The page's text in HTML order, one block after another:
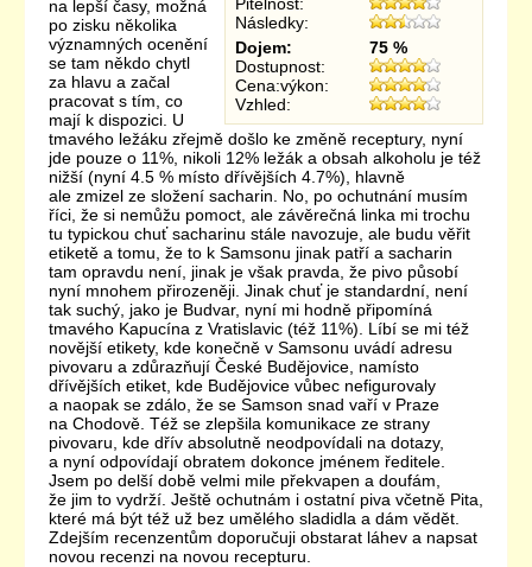
Následky:
Dojem:
75 %
Dostupnost:
Cena:výkon:
Vzhled:
na lepší časy, možná
po zisku několika
významných ocenění
se tam někdo chytl
za hlavu a začal
pracovat s tím, co
mají k dispozici. U
tmavého ležáku zřejmě došlo ke změně receptury, nyní
jde pouze o 11%, nikoli 12% ležák a obsah alkoholu je též
nižší (nyní 4.5 % místo dřívějších 4.7%), hlavně
ale zmizel ze složení sacharin. No, po ochutnání musím
říci, že si nemůžu pomoct, ale závěrečná linka mi trochu
tu typickou chuť sacharinu stále navozuje, ale budu věřit
etiketě a tomu, že to k Samsonu jinak patří a sacharin
tam opravdu není, jinak je však pravda, že pivo působí
nyní mnohem přirozeněji. Jinak chuť je standardní, není
tak suchý, jako je Budvar, nyní mi hodně připomíná
tmavého Kapucína z Vratislavic (též 11%). Líbí se mi též
novější etikety, kde konečně v Samsonu uvádí adresu
pivovaru a zdůrazňují České Budějovice, namísto
dřívějších etiket, kde Budějovice vůbec nefigurovaly
a naopak se zdálo, že se Samson snad vaří v Praze
na Chodově. Též se zlepšila komunikace ze strany
pivovaru, kde dřív absolutně neodpovídali na dotazy,
a nyní odpovídají obratem dokonce jménem ředitele.
Jsem po delší době velmi mile překvapen a doufám,
že jim to vydrží. Ještě ochutnám i ostatní piva včetně Pita,
které má být též už bez umělého sladidla a dám vědět.
Zdejším recenzentům doporučuji obstarat láhev a napsat
novou recenzi na novou recepturu.